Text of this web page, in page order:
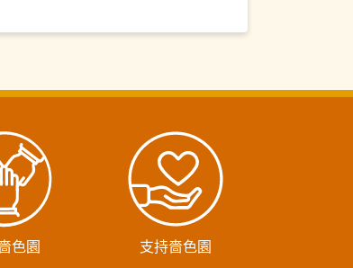
色園 支持嗇色園